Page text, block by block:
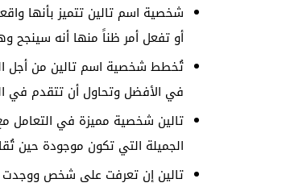
شخصية اسم تالين تتميز بأنها
أو تفعل أمر ظناً منها أنه سينجح
تُخطط شخصية اسم تالين من أجل
في الأفضل وتحاول أن تتقدم في
تالين شخصية مميزة في التعامل مع
الجميلة التي تكون موجودة حين
تالين إن تعرفت على شخص ووجدت